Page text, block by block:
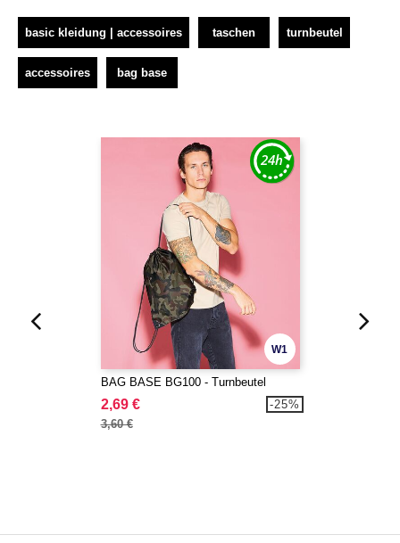
basic kleidung | accessoires taschen turnbeutel
accessoires bag base
W1
BAG BASE BG100 - Turnbeutel
2,69 €
3,60 €
-25%